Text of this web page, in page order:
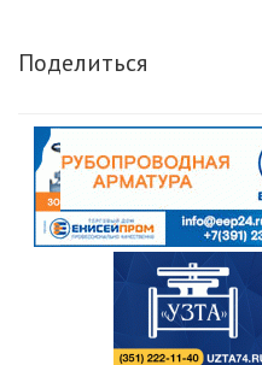
Поделиться